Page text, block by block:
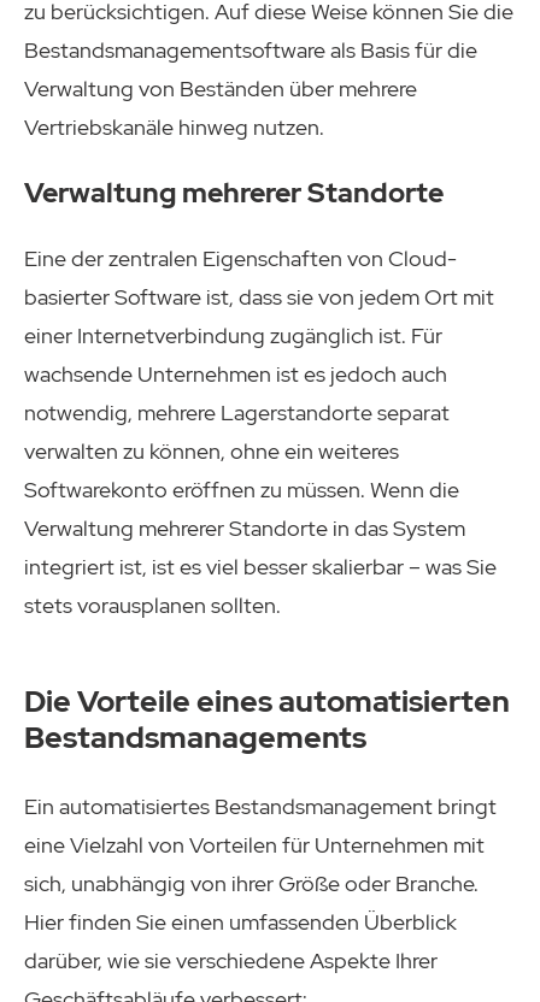
zu berücksichtigen. Auf diese Weise können Sie die
Bestandsmanagementsoftware als Basis für die
Verwaltung von Beständen über mehrere
Vertriebskanäle hinweg nutzen.
Verwaltung mehrerer Standorte
Eine der zentralen Eigenschaften von Cloud-
basierter Software ist, dass sie von jedem Ort mit
einer Internetverbindung zugänglich ist. Für
wachsende Unternehmen ist es jedoch auch
notwendig, mehrere Lagerstandorte separat
verwalten zu können, ohne ein weiteres
Softwarekonto eröffnen zu müssen. Wenn die
Verwaltung mehrerer Standorte in das System
integriert ist, ist es viel besser skalierbar – was Sie
stets vorausplanen sollten.
Die Vorteile eines automatisierten
Bestandsmanagements
Ein automatisiertes Bestandsmanagement bringt
eine Vielzahl von Vorteilen für Unternehmen mit
sich, unabhängig von ihrer Größe oder Branche.
Hier finden Sie einen umfassenden Überblick
darüber, wie sie verschiedene Aspekte Ihrer